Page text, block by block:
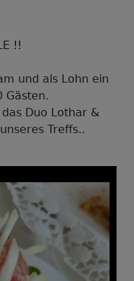
!!
und als Lohn ein
Gästen.
Duo Lothar &
Treffs..